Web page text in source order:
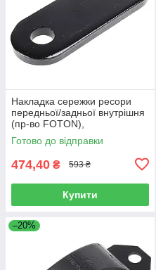
Накладка сережки ресори
передньої/задньої внутрішня
(пр-во FOTON),
L1292150200A0
Готово до відправки
474,40 ₴ 593 ₴
Купити
–20%